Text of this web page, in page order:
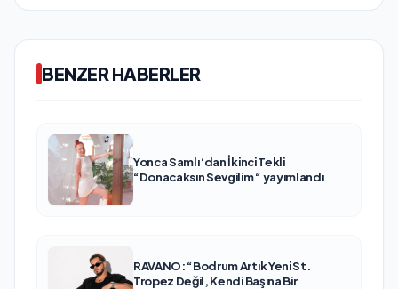
BENZER HABERLER
Yonca Samlı ‘dan İkinci Tekli
“Donacaksın Sevgilim “ yayımlandı
RAVANO: “Bodrum Artık Yeni St.
Tropez Değil, Kendi Başına Bir